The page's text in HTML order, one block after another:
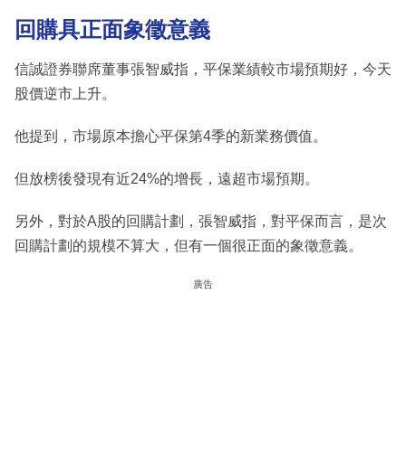
回購具正面象徵意義
信誠證券聯席董事張智威指，平保業績較市場預期好，今天
股價逆市上升。
他提到，市場原本擔心平保第4季的新業務價值。
但放榜後發現有近24%的增長，遠超市場預期。
另外，對於A股的回購計劃，張智威指，對平保而言，是次
回購計劃的規模不算大，但有一個很正面的象徵意義。
廣告